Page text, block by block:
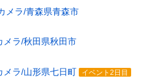
メラ/青森県青森市
メラ/秋田県秋田市
メラ/山形県七日町 イベント2日目